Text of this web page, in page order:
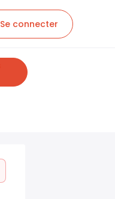
Se connecter